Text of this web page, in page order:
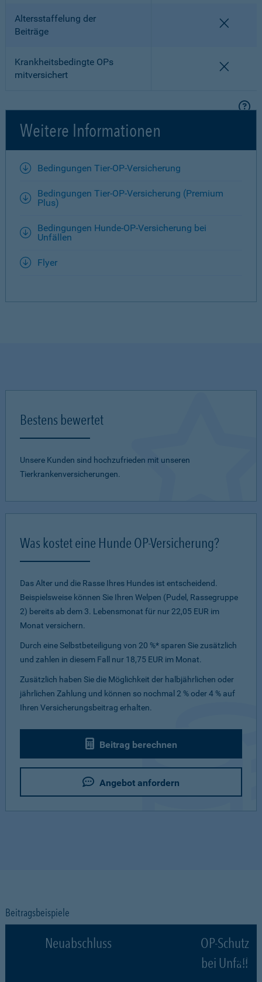
Altersstaffelung der
Beiträge
Krankheitsbedingte OPs
mitversichert
Weitere Informationen
Bedingungen Tier-OP-Versicherung
Bedingungen Tier-OP-Versicherung (Premium
Plus)
Bedingungen Hunde-OP-Versicherung bei
Unfällen
Flyer
Bestens bewertet
Unsere Kunden sind hochzufrieden mit unseren
Tierkrankenversicherungen.
Was kostet eine Hunde OP-Versicherung?
Das Alter und die Rasse Ihres Hundes ist entscheidend.
Beispielsweise können Sie Ihren Welpen (Pudel, Rassegruppe
2) bereits ab dem 3. Lebensmonat für nur 22,05 EUR im
Monat versichern.
Durch eine Selbstbeteiligung von 20 %* sparen Sie zusätzlich
und zahlen in diesem Fall nur 18,75 EUR im Monat.
Zusätzlich haben Sie die Möglichkeit der halbjährlichen oder
jährlichen Zahlung und können so nochmal 2 % oder 4 % auf
Ihren Versicherungsbeitrag erhalten.
Beitrag berechnen
Angebot anfordern
Beitragsbeispiele
Neuabschluss
OP-Schutz
bei Unfall